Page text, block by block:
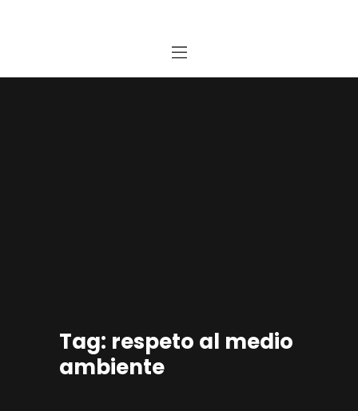
Tag: respeto al medio
ambiente